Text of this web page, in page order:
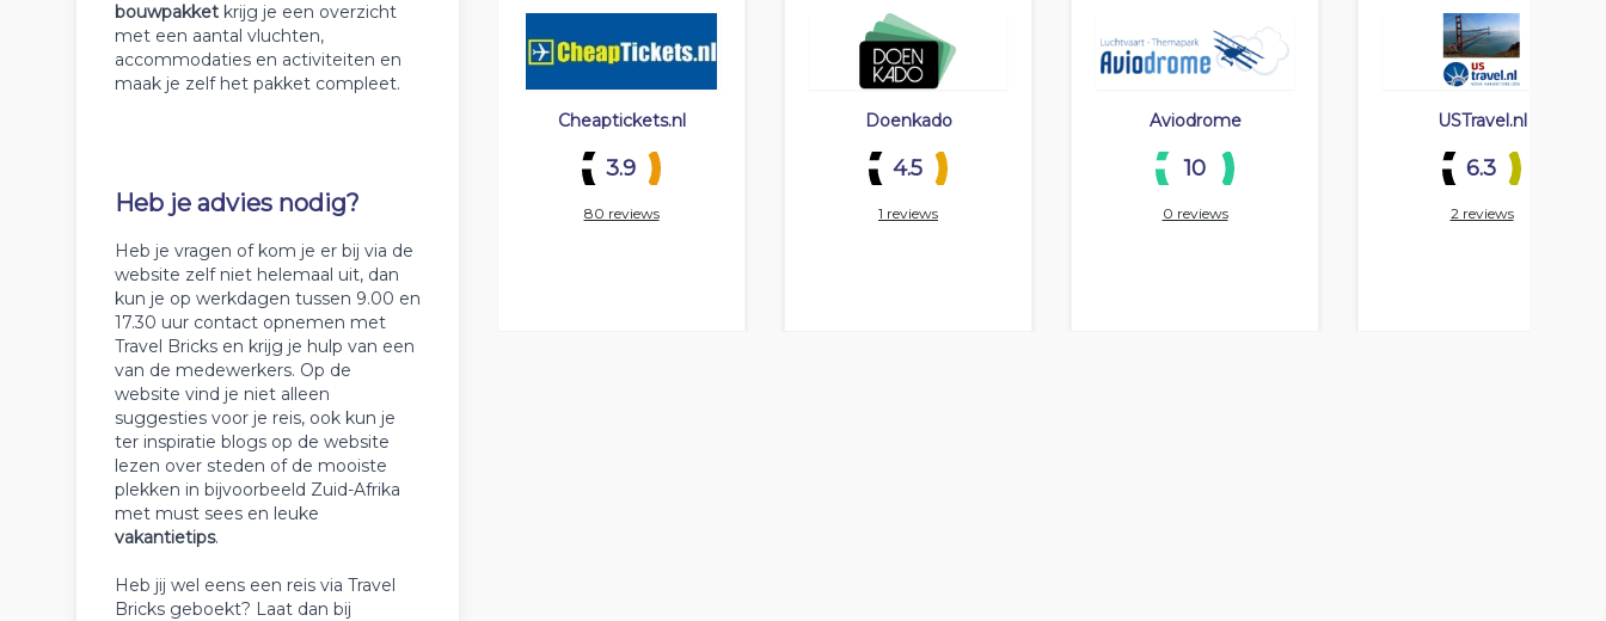
bouwpakket krijg je een overzicht
met een aantal vluchten,
accommodaties en activiteiten en
maak je zelf het pakket compleet.
Heb je advies nodig?
Heb je vragen of kom je er bij via de
website zelf niet helemaal uit, dan
kun je op werkdagen tussen 9.00 en
17.30 uur contact opnemen met
Travel Bricks en krijg je hulp van een
van de medewerkers. Op de
website vind je niet alleen
suggesties voor je reis, ook kun je
ter inspiratie blogs op de website
lezen over steden of de mooiste
plekken in bijvoorbeeld Zuid-Afrika
met must sees en leuke
vakantietips.
Heb jij wel eens een reis via Travel
Bricks geboekt? Laat dan bij
Cheaptickets.nl
3.9
80 reviews
Doenkado
4.5
1 reviews
Aviodrome
10
0 reviews
USTravel.nl
6.3
2 reviews